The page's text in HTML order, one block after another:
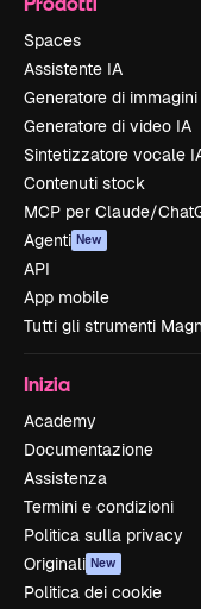
Spaces
Assistente IA
Generatore di immagini
Generatore di video IA
Sintetizzatore vocale
Contenuti stock
MCP per Claude/
Agenti New
API
App mobile
Tutti gli strumenti
Inizia
Academy
Documentazione
Assistenza
Termini e condizioni
Politica sulla privacy
Originali New
Politica dei cookie